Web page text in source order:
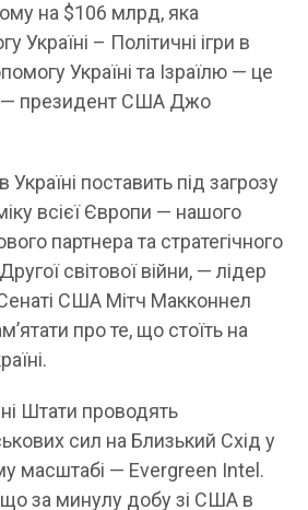
на $106 млрд, яка
Україні – Політичні ігри в
Україні та Ізраїлю — це
— президент США Джо
Україні поставить під загрозу
всієї Європи — нашого
партнера та стратегічного
світової війни, — лідер
США Мітч Макконнел
про те, що стоїть на
Штати проводять
сил на Близький Схід у
масштабі — Evergreen Intel.
за минулу добу зі США в